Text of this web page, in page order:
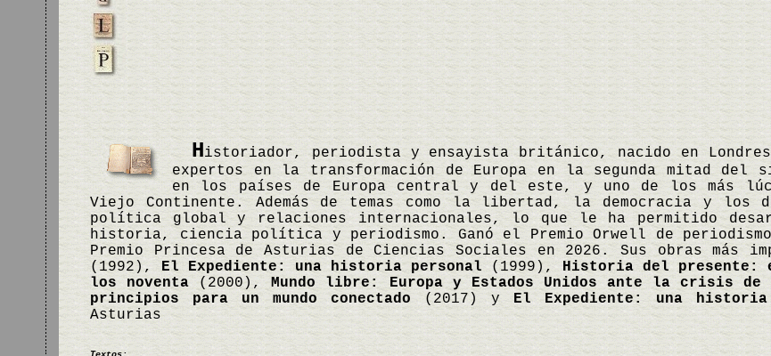
Historiador, periodista y ensayista británico, nacido en
expertos en la transformación de Europa en la segunda mitad del
en los países de Europa central y del este, y uno de los más
Viejo Continente. Además de temas como la libertad, la democracia y los
política global y relaciones internacionales, lo que le ha permitido
historia, ciencia política y periodismo. Ganó el Premio Orwell de periodismo
Premio Princesa de Asturias de Ciencias Sociales en 2026. Sus obras más
(1992), El Expediente: una historia personal (1999), Historia del presente:
los noventa (2000),Mundo libre: Europa y Estados Unidos ante la crisis de
principios para un mundo conectado (2017) y El Expediente: una historia
Asturias